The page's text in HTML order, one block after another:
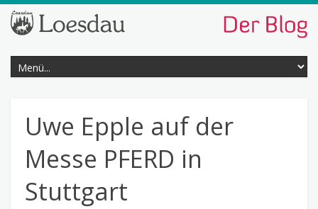
Uwe Epple auf der
Messe PFERD in
Stuttgart